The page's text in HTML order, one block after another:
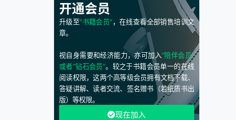
开通会员
升级至"书籍会员"，在线查看全部销售培训文
章。
视自身需要和经济能力，亦可加入“陪伴会员”
或者“钻石会员”。较之于书籍会员单一的在线
阅读权限，这两个高等级会员拥有文档下载、
答疑讲解、读者交流、签名赠书（若纸质书出
版）等权限。
现在加入